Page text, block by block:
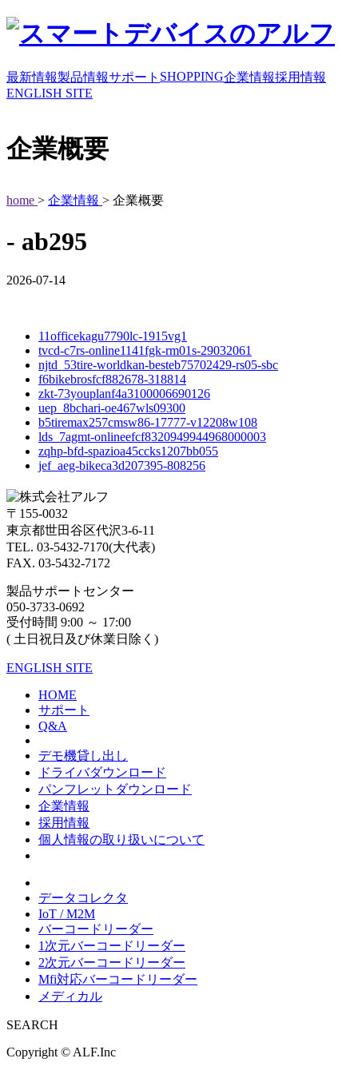
最新情報製品情報サポート SHOPPING企業情報採用情報
ENGLISH SITE
企業概要
home > 企業情報 > 企業概要
- ab295
2026-07-14
11officekagu7790lc-1915vg1
tvcd-c7rs-online1141fgk-rm01s-29032061
njtd_53tire-worldkan-besteb75702429-rs05-sbc
f6bikebrosfcf882678-318814
zkt-73youplanf4a3100006690126
uep_8bchari-oe467wls09300
b5tiremax257cmsw86-17777-v12208w108
lds_7agmt-onlineefcf8320949944968000003
zqhp-bfd-spazioa45ccks1207bb055
jef_aeg-bikeca3d207395-808256
〒155-0032
東京都世田谷区代沢3-6-11
TEL. 03-5432-7170(大代表)
FAX. 03-5432-7172
製品サポートセンター
050-3733-0692
受付時間 9:00 ～ 17:00
( 土日祝日及び休業日除く)
ENGLISH SITE
HOME
サポート
Q&A
デモ機貸し出し
ドライバダウンロード
パンフレットダウンロード
企業情報
採用情報
個人情報の取り扱いについて
データコレクタ
IoT / M2M
バーコードリーダー
1次元バーコードリーダー
2次元バーコードリーダー
Mfi対応バーコードリーダー
メディカル
SEARCH
Copyright © ALF.Inc